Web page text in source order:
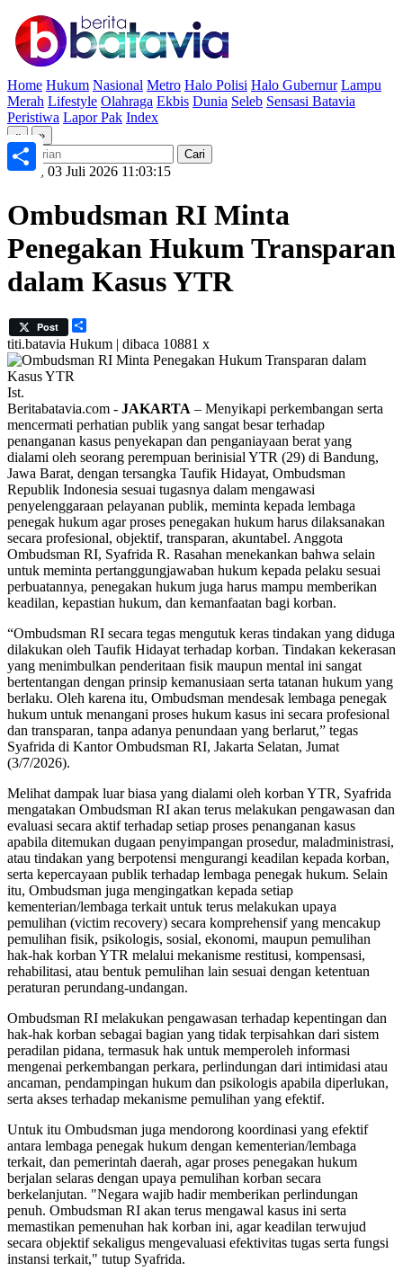
Home Hukum Nasional Metro Halo Polisi Halo Gubernur Lampu
Merah Lifestyle Olahraga Ekbis Dunia Seleb Sensasi Batavia
Peristiwa Lapor Pak Index
« »
Jumat, 03 Juli 2026 11:03:15
Ombudsman RI Minta
Penegakan Hukum Transparan
dalam Kasus YTR
Post
titi.batavia Hukum | dibaca 10881 x
Ist.
Beritabatavia.com - JAKARTA – Menyikapi perkembangan serta
mencermati perhatian publik yang sangat besar terhadap
penanganan kasus penyekapan dan penganiayaan berat yang
dialami oleh seorang perempuan berinisial YTR (29) di Bandung,
Jawa Barat, dengan tersangka Taufik Hidayat, Ombudsman
Republik Indonesia sesuai tugasnya dalam mengawasi
penyelenggaraan pelayanan publik, meminta kepada lembaga
penegak hukum agar proses penegakan hukum harus dilaksanakan
secara profesional, objektif, transparan, akuntabel. Anggota
Ombudsman RI, Syafrida R. Rasahan menekankan bahwa selain
untuk meminta pertanggungjawaban hukum kepada pelaku sesuai
perbuatannya, penegakan hukum juga harus mampu memberikan
keadilan, kepastian hukum, dan kemanfaatan bagi korban.
“Ombudsman RI secara tegas mengutuk keras tindakan yang diduga
dilakukan oleh Taufik Hidayat terhadap korban. Tindakan kekerasan
yang menimbulkan penderitaan fisik maupun mental ini sangat
bertentangan dengan prinsip kemanusiaan serta tatanan hukum yang
berlaku. Oleh karena itu, Ombudsman mendesak lembaga penegak
hukum untuk menangani proses hukum kasus ini secara profesional
dan transparan, tanpa adanya penundaan yang berlarut,” tegas
Syafrida di Kantor Ombudsman RI, Jakarta Selatan, Jumat
(3/7/2026).
Melihat dampak luar biasa yang dialami oleh korban YTR, Syafrida
mengatakan Ombudsman RI akan terus melakukan pengawasan dan
evaluasi secara aktif terhadap setiap proses penanganan kasus
apabila ditemukan dugaan penyimpangan prosedur, maladministrasi,
atau tindakan yang berpotensi mengurangi keadilan kepada korban,
serta kepercayaan publik terhadap lembaga penegak hukum. Selain
itu, Ombudsman juga mengingatkan kepada setiap
kementerian/lembaga terkait untuk terus melakukan upaya
pemulihan (victim recovery) secara komprehensif yang mencakup
pemulihan fisik, psikologis, sosial, ekonomi, maupun pemulihan
hak-hak korban YTR melalui mekanisme restitusi, kompensasi,
rehabilitasi, atau bentuk pemulihan lain sesuai dengan ketentuan
peraturan perundang-undangan.
Ombudsman RI melakukan pengawasan terhadap kepentingan dan
hak-hak korban sebagai bagian yang tidak terpisahkan dari sistem
peradilan pidana, termasuk hak untuk memperoleh informasi
mengenai perkembangan perkara, perlindungan dari intimidasi atau
ancaman, pendampingan hukum dan psikologis apabila diperlukan,
serta akses terhadap mekanisme pemulihan yang efektif.
Untuk itu Ombudsman juga mendorong koordinasi yang efektif
antara lembaga penegak hukum dengan kementerian/lembaga
terkait, dan pemerintah daerah, agar proses penegakan hukum
berjalan selaras dengan upaya pemulihan korban secara
berkelanjutan. "Negara wajib hadir memberikan perlindungan
penuh. Ombudsman RI akan terus mengawal kasus ini serta
memastikan pemenuhan hak korban ini, agar keadilan terwujud
secara objektif sekaligus mengevaluasi efektivitas tugas serta fungsi
instansi terkait," tutup Syafrida.